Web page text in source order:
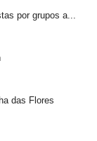
por grupos a...
das Flores